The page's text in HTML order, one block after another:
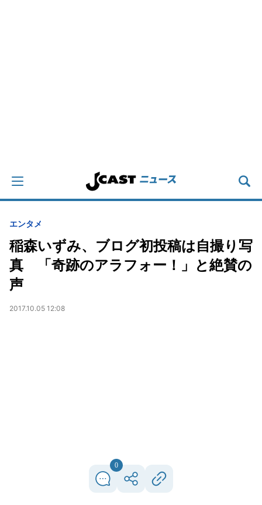
エンタメ
稲森いずみ、ブログ初投稿は自撮り写
真 「奇跡のアラフォー！」と絶賛の
声
2017.10.05 12:08
0